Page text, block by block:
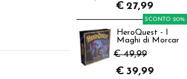
€ 27,99
HeroQuest - I
Maghi di Morcar
€ 49,99
SCONTO 20%
€ 39,99